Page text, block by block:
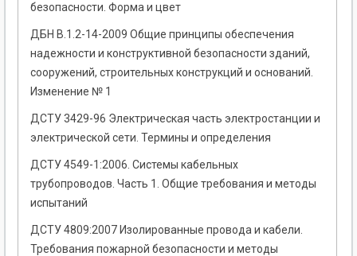
безопасности. Форма и цвет
ДБН В.1.2-14-2009 Общие принципы обеспечения
надежности и конструктивной безопасности зданий,
сооружений, строительных конструкций и оснований.
Изменение № 1
ДСТУ 3429-96 Электрическая часть электростанции и
электрической сети. Термины и определения
ДСТУ 4549-1:2006. Системы кабельных
трубопроводов. Часть 1. Общие требования и методы
испытаний
ДСТУ 4809:2007 Изолированные провода и кабели.
Требования пожарной безопасности и методы